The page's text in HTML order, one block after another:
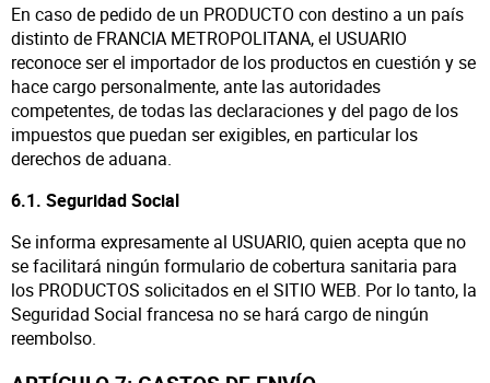
En caso de pedido de un PRODUCTO con destino a un país
distinto de FRANCIA METROPOLITANA, el USUARIO
reconoce ser el importador de los productos en cuestión y se
hace cargo personalmente, ante las autoridades
competentes, de todas las declaraciones y del pago de los
impuestos que puedan ser exigibles, en particular los
derechos de aduana.
6.1. Seguridad Social
Se informa expresamente al USUARIO, quien acepta que no
se facilitará ningún formulario de cobertura sanitaria para
los PRODUCTOS solicitados en el SITIO WEB. Por lo tanto, la
Seguridad Social francesa no se hará cargo de ningún
reembolso.